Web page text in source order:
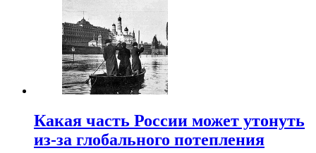
Какая часть России может утонуть
из-за глобального потепления